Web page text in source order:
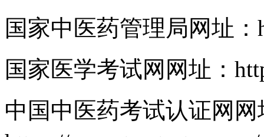
国家中医药管理局网址：
国家医学考试网网址：
中国中医药考试认证网网